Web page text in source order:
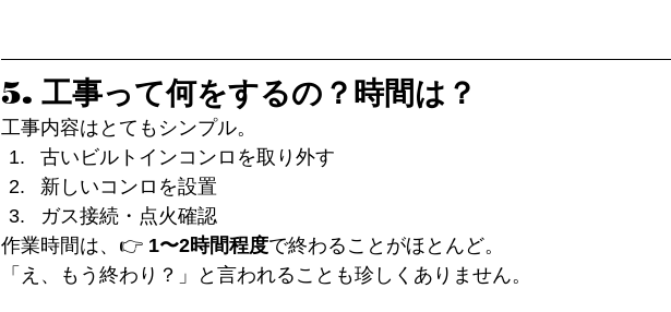
5. 工事って何をするの？時間は？
工事内容はとてもシンプル。
古いビルトインコンロを取り外す
新しいコンロを設置
ガス接続・点火確認
作業時間は、👉 1〜2時間程度で終わることがほとんど。
「え、もう終わり？」と言われることも珍しくありません。